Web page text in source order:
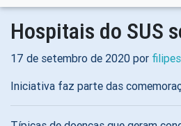
Hospitais do SUS
17 de setembro de 2020 por
Iniciativa faz parte das